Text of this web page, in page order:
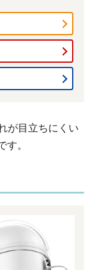
が目立ちにくい
。